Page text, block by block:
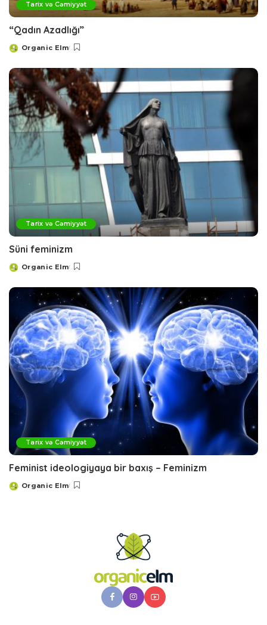
Tarix və Cəmiyyət
“Qadın Azadlığı”
Posted
Organic Elm
Tarix və Cəmiyyət
Süni feminizm
Posted
Organic Elm
Tarix və Cəmiyyət
Feminist ideologiyaya bir baxış – Feminizm
Posted
Organic Elm